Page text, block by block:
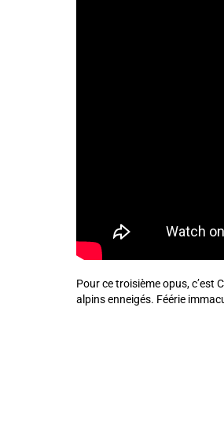
Pour ce troisième opus, c’est
alpins enneigés. Féérie